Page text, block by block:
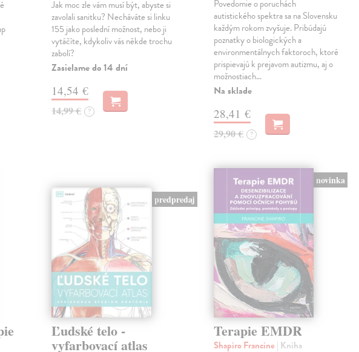
Jak moc zle vám musí být, abyste si
zavolali sanitku? Necháváte si linku
155 jako poslední možnost, nebo ji
vytáčíte, kdykoliv vás někde trochu
zabolí?
Zasielame do 14 dní
14,54 €
14,99 € ?
Povedomie o poruchách
autistického spektra sa na Slovensku
každým rokom zvyšuje. Pribúdajú
poznatky o biologických a
environmentálnych faktoroch, ktoré
prispievajú k prejavom autizmu, aj o
možnostiach…
Na sklade
28,41 €
29,90 € ?
predpredaj
Ľudské telo -
vyfarbovací atlas
novinka
Terapie EMDR
Shapiro Francine | Kniha